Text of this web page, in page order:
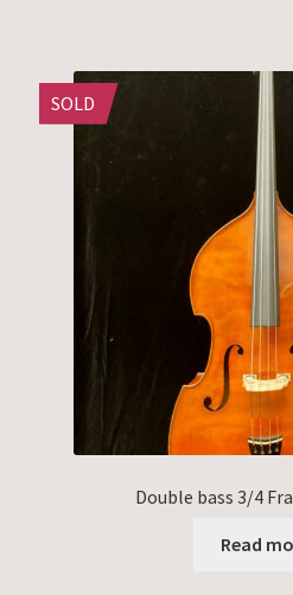
SOLD
Double bass 3/4
Read